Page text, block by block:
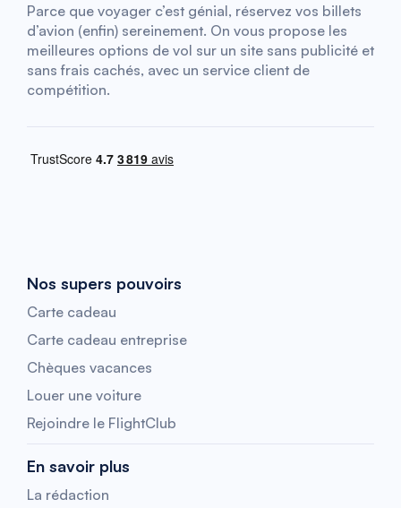
Parce que voyager c’est génial, réservez vos billets
d’avion (enfin) sereinement. On vous propose les
meilleures options de vol sur un site sans publicité et
sans frais cachés, avec un service client de
compétition.
Nos supers pouvoirs
Carte cadeau
Carte cadeau entreprise
Chèques vacances
Louer une voiture
Rejoindre le FlightClub
En savoir plus
La rédaction